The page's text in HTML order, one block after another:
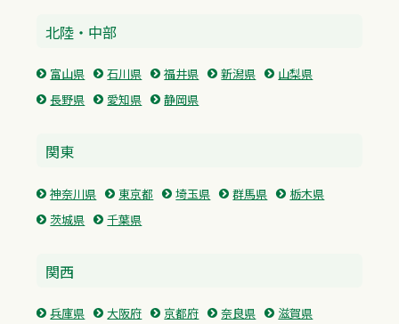
北陸・中部
富山県 石川県 福井県 新潟県
山梨県
長野県
愛知県 静岡県
関東
神奈川県 東京都 埼玉県 群馬県
栃木県
茨城県
千葉県
関西
兵庫県 大阪府 京都府 奈良県
滋賀県